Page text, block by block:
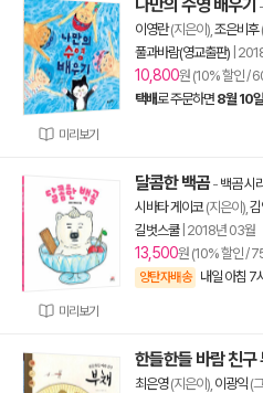
미리보기
나만의 수영 배우기 -
이영란(지은이), 조은비후
풀과바람(영교출판)
10,800원 (10% 할인 /
택배로 주문하면 8월 10
미리보기
달콤한 백곰 - 백곰 시
시바타 게이코(지은이),
길벗스쿨| 2018년 03월
13,500원 (10% 할인 /
양탄자배송 내일 아침 7시
한들한들 바람 친구
최은영(지은이), 이광익 (